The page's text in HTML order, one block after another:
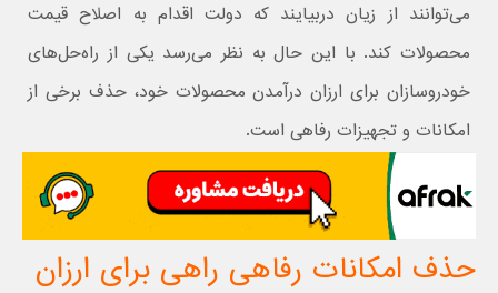
می‌توانند از زیان دربیایند که دولت اقدام به اصلاح قیمت
محصولات کند. با این حال به نظر می‌رسد یکی از راه‌حل‌های
خودروسازان برای ارزان درآمدن محصولات خود، حذف برخی از
امکانات و تجهیزات رفاهی است.
حذف امکانات رفاهی راهی برای ارزان